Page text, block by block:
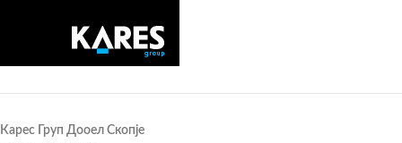
Карес Груп Дооел Скопје